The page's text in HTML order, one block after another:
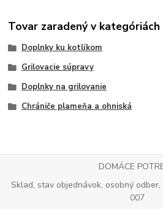
Tovar zaradený v kategóriách
Doplnky ku kotlíkom
Grilovacie súpravy
Doplnky na grilovanie
Chrániče plameňa a ohniská
DOMÁCE
Sklad, stav objednávok, osobný
007